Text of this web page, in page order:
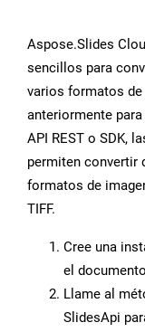
Aspose.Slides
sencillos para
varios formatos
anteriormente
API REST o SDK,
permiten convertir
formatos de
TIFF.
Cree una
el
Llame al
SlidesApi